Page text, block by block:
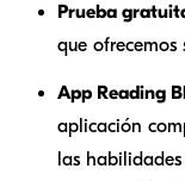
Prueba
que ofrecemos
App Reading
aplicación
las